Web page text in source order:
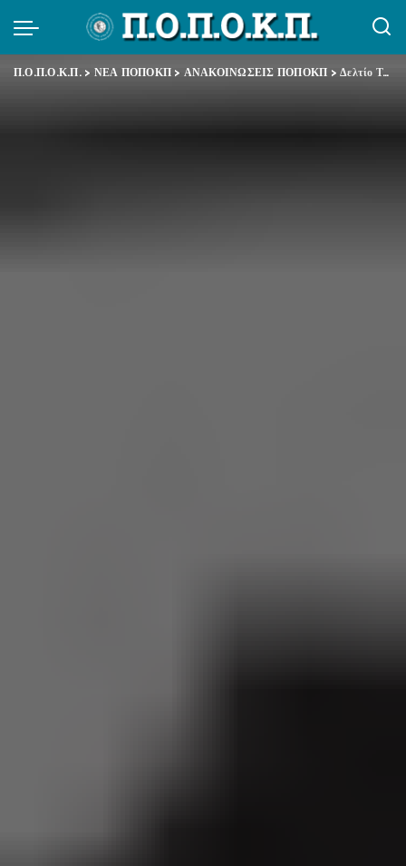
Π.Ο.Π.Ο.Κ.Π.> ΝΕΑ ΠΟΠΟΚΠ > ΑΝΑΚΟΙΝΩΣΕΙΣ ΠΟΠΟΚΠ >Δελτίο Τύπου ΑΔΕΔΥ – Κάλεσμα στην κινητοποίηση της ΟΛΜΕ την Τρίτη 10 Σεπτεμβρίου 2013